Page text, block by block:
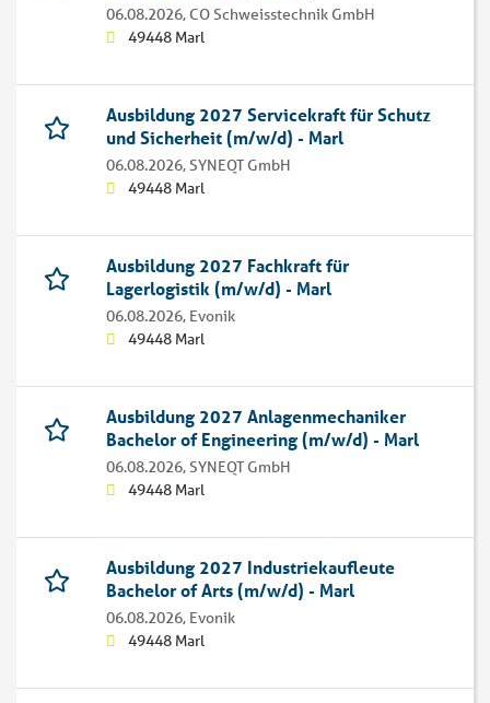
06.08.2026, CO Schweisstechnik GmbH
49448 Marl
Ausbildung 2027 Servicekraft für Schutz
und Sicherheit (m/w/d) - Marl
06.08.2026,SYNEQT GmbH
49448 Marl
Ausbildung 2027 Fachkraft für
Lagerlogistik (m/w/d) - Marl
06.08.2026, Evonik
49448 Marl
Ausbildung 2027 Anlagenmechaniker
Bachelor of Engineering (m/w/d) - Marl
06.08.2026,SYNEQT GmbH
49448 Marl
Ausbildung 2027 Industriekaufleute
Bachelor of Arts (m/w/d) - Marl
06.08.2026, Evonik
49448 Marl